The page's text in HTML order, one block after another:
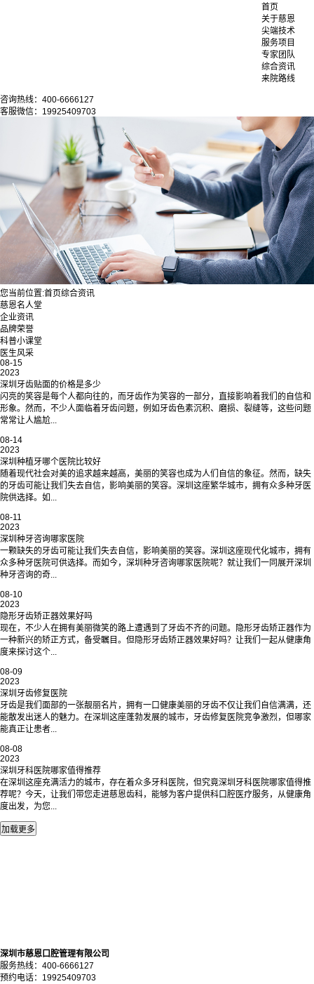
首页
关于慈恩
尖端技术
服务项目
专家团队
综合资讯
来院路线
咨询热线：400-6666127
客服微信：19925409703
您当前位置:首页综合资讯
慈恩名人堂
企业资讯
品牌荣誉
科普小课堂
医生风采
08-15
2023
深圳牙齿贴面的价格是多少
闪亮的笑容是每个人都向往的，而牙齿作为笑容的一部分，直接影响着我们的自信和
形象。然而，不少人面临着牙齿问题，例如牙齿色素沉积、磨损、裂缝等，这些问题
常常让人尴尬...
08-14
2023
深圳种植牙哪个医院比较好
随着现代社会对美的追求越来越高，美丽的笑容也成为人们自信的象征。然而，缺失
的牙齿可能让我们失去自信，影响美丽的笑容。深圳这座繁华城市，拥有众多种牙医
院供选择。如...
08-11
2023
深圳种牙咨询哪家医院
一颗缺失的牙齿可能让我们失去自信，影响美丽的笑容。深圳这座现代化城市，拥有
众多种牙医院可供选择。而如今，深圳种牙咨询哪家医院呢？就让我们一同展开深圳
种牙咨询的奇...
08-10
2023
隐形牙齿矫正器效果好吗
现在，不少人在拥有美丽微笑的路上遭遇到了牙齿不齐的问题。隐形牙齿矫正器作为
一种新兴的矫正方式，备受瞩目。但隐形牙齿矫正器效果好吗？让我们一起从健康角
度来探讨这个...
08-09
2023
深圳牙齿修复医院
牙齿是我们面部的一张靓丽名片，拥有一口健康美丽的牙齿不仅让我们自信满满，还
能散发出迷人的魅力。在深圳这座蓬勃发展的城市，牙齿修复医院竞争激烈，但哪家
能真正让患者...
08-08
2023
深圳牙科医院哪家值得推荐
在深圳这座充满活力的城市，存在着众多牙科医院，但究竟深圳牙科医院哪家值得推
荐呢？今天，让我们带您走进慈恩齿科，能够为客户提供科口腔医疗服务，从健康角
度出发，为您...
深圳市慈恩口腔管理有限公司
服务热线：400-6666127
预约电话：19925409703